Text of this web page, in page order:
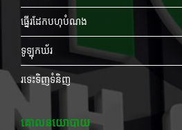
ធ្នើរដែកបហុបំណង
ទូឡុកឃ័រ
រទេះទិញទំនិញ
គោលនយោបាយ